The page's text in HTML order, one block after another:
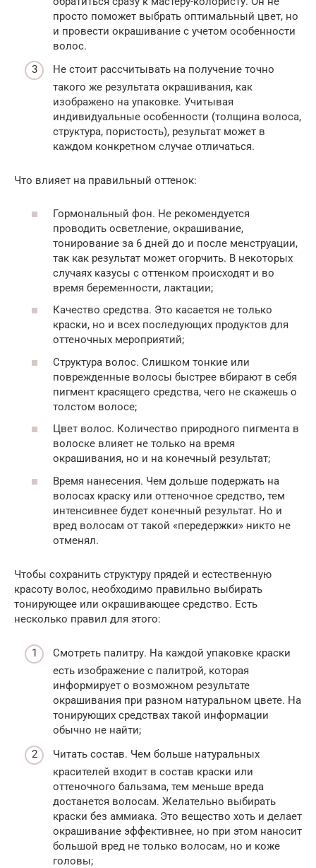
просто поможет выбрать оптимальный цвет, но
и провести окрашивание с учетом особенности
волос.
Не стоит рассчитывать на получение точно
такого же результата окрашивания, как
изображено на упаковке. Учитывая
индивидуальные особенности (толщина волоса,
структура, пористость), результат может в
каждом конкретном случае отличаться.
Что влияет на правильный оттенок:
Гормональный фон. Не рекомендуется
проводить осветление, окрашивание,
тонирование за 6 дней до и после менструации,
так как результат может огорчить. В некоторых
случаях казусы с оттенком происходят и во
время беременности, лактации;
Качество средства. Это касается не только
краски, но и всех последующих продуктов для
оттеночных мероприятий;
Структура волос. Слишком тонкие или
поврежденные волосы быстрее вбирают в себя
пигмент красящего средства, чего не скажешь о
толстом волосе;
Цвет волос. Количество природного пигмента в
волоске влияет не только на время
окрашивания, но и на конечный результат;
Время нанесения. Чем дольше подержать на
волосах краску или оттеночное средство, тем
интенсивнее будет конечный результат. Но и
вред волосам от такой «передержки» никто не
отменял.
Чтобы сохранить структуру прядей и естественную
красоту волос, необходимо правильно выбирать
тонирующее или окрашивающее средство. Есть
несколько правил для этого:
Смотреть палитру. На каждой упаковке краски
есть изображение с палитрой, которая
информирует о возможном результате
окрашивания при разном натуральном цвете. На
тонирующих средствах такой информации
обычно не найти;
Читать состав. Чем больше натуральных
красителей входит в состав краски или
оттеночного бальзама, тем меньше вреда
достанется волосам. Желательно выбирать
краски без аммиака. Это вещество хоть и делает
окрашивание эффективнее, но при этом наносит
большой вред не только волосам, но и коже
головы;